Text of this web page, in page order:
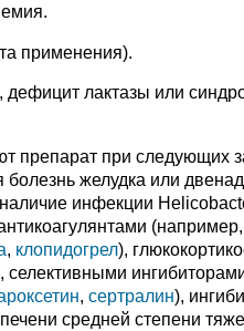
применения).
лактазы или
препарат при следующих
болезнь желудка или
инфекции
(например,
, клопидогрел),
селективными
, сертралин),
средней степени